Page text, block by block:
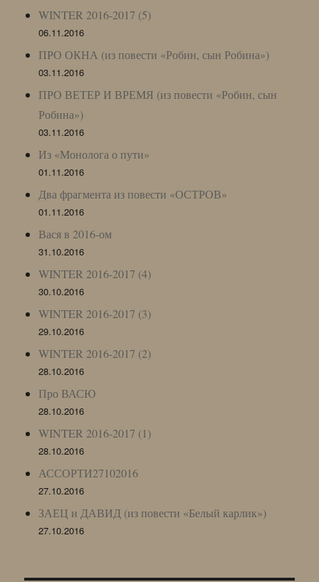
WINTER 2016-2017 (5)
06.11.2016
ПРО ОКНА (из повести «Робин, сын Робина»)
03.11.2016
ПРО ВЕТЕР И ВРЕМЯ (из повести «Робин, сын
Робина»)
03.11.2016
Из «Монолога о пути»
01.11.2016
Два фрагмента из повести «ОСТРОВ»
01.11.2016
Вася в 2016-ом
31.10.2016
WINTER 2016-2017 (4)
30.10.2016
WINTER 2016-2017 (3)
29.10.2016
WINTER 2016-2017 (2)
28.10.2016
Про ВАСЮ
28.10.2016
WINTER 2016-2017 (1)
28.10.2016
АССОРТИ27102016
27.10.2016
ЗАЕЦ и ДАВИД (из повести «Белый карлик»)
27.10.2016